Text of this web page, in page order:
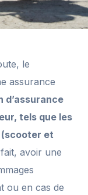
le
assurance
d’assurance
tels que les
et
avoir une
ou en cas de